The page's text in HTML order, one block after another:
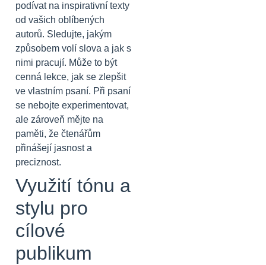
podívat na inspirativní texty
od vašich oblíbených
autorů. Sledujte, jakým
způsobem volí slova a jak s
nimi pracují. Může to být
cenná lekce, jak se zlepšit
ve vlastním psaní. Při psaní
se nebojte experimentovat,
ale zároveň mějte na
paměti, že čtenářům
přinášejí jasnost a
preciznost.
Využití tónu a
stylu pro
cílové
publikum